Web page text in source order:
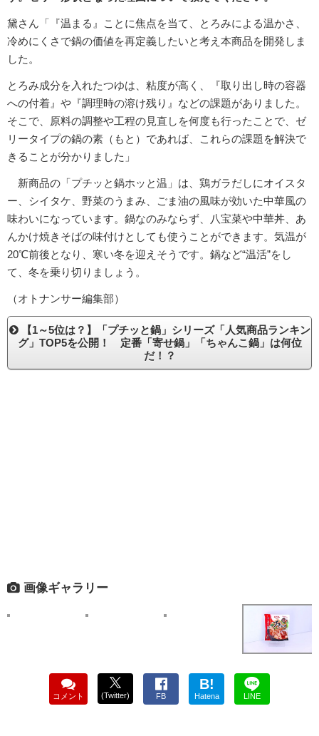
黛さん「『温まる』ことに焦点を当て、とろみによる温かさ、
冷めにくさで鍋の価値を再定義したいと考え本商品を開発しま
した。
とろみ成分を入れたつゆは、粘度が高く、『取り出し時の容器
への付着』や『調理時の溶け残り』などの課題がありました。
そこで、原料の調整や工程の見直しを何度も行ったことで、ゼ
リータイプの鍋の素（もと）であれば、これらの課題を解決で
きることが分かりました」
新商品の「プチッと鍋ホッと温」は、鶏ガラだしにオイスタ
ー、シイタケ、野菜のうまみ、ごま油の風味が効いた中華風の
味わいになっています。鍋なのみならず、八宝菜や中華丼、あ
んかけ焼きそばの味付けとしても使うことができます。気温が
20℃前後となり、寒い冬を迎えそうです。鍋など“温活”をし
て、冬を乗り切りましょう。
（オトナンサー編集部）
【1～5位は？】「プチッと鍋」シリーズ「人気商品ランキン
グ」TOP5を公開！ 定番「寄せ鍋」「ちゃんこ鍋」は何位
だ！？
画像ギャラリー
コメント (Twitter) FB
B!
Hatena LINE